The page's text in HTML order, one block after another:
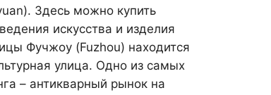
Здесь можно купить
искусства и изделия
Фучжоу (Fuzhou) находится
улица. Одно из самых
– антикварный рынок на